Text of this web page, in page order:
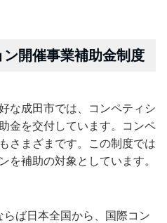
開催事業補助金制度
な成田市では、コンペティシ
金を交付しています。コンペ
さまざまです。この制度では
を補助の対象としています。
ば日本全国から、国際コン